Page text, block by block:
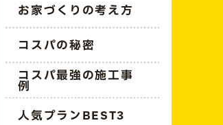
お家づくりの考え方
コスパの秘密
コスパ最強の施工事
例
人気プランBEST3